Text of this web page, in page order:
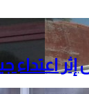
اعتداء